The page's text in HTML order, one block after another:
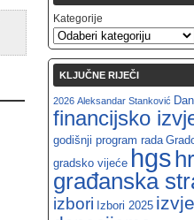
Kategorije
KLJUČNE RIJEČI
2026 Aleksandar Stanković
financijsko
godišnji program rada
gradsko vijeće hgs
građanska
izbori Izbori 2025